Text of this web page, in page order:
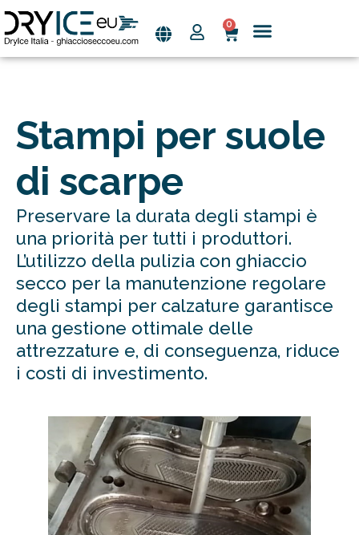
Vai
al
0
Stampi per suole
di scarpe
Preservare la durata degli stampi è
una priorità per tutti i produttori.
L’utilizzo della pulizia con ghiaccio
secco per la manutenzione regolare
degli stampi per calzature garantisce
una gestione ottimale delle
attrezzature e, di conseguenza, riduce
i costi di investimento.